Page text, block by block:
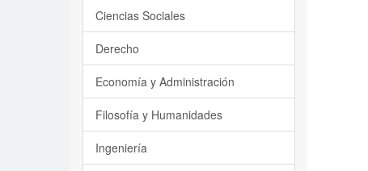
Ciencias Sociales
Derecho
Economía y Administración
Filosofía y Humanidades
Ingeniería